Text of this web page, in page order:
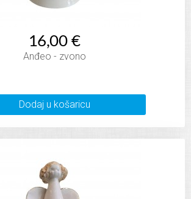
16,00 €
Anđeo - zvono
Dodaj u košaricu